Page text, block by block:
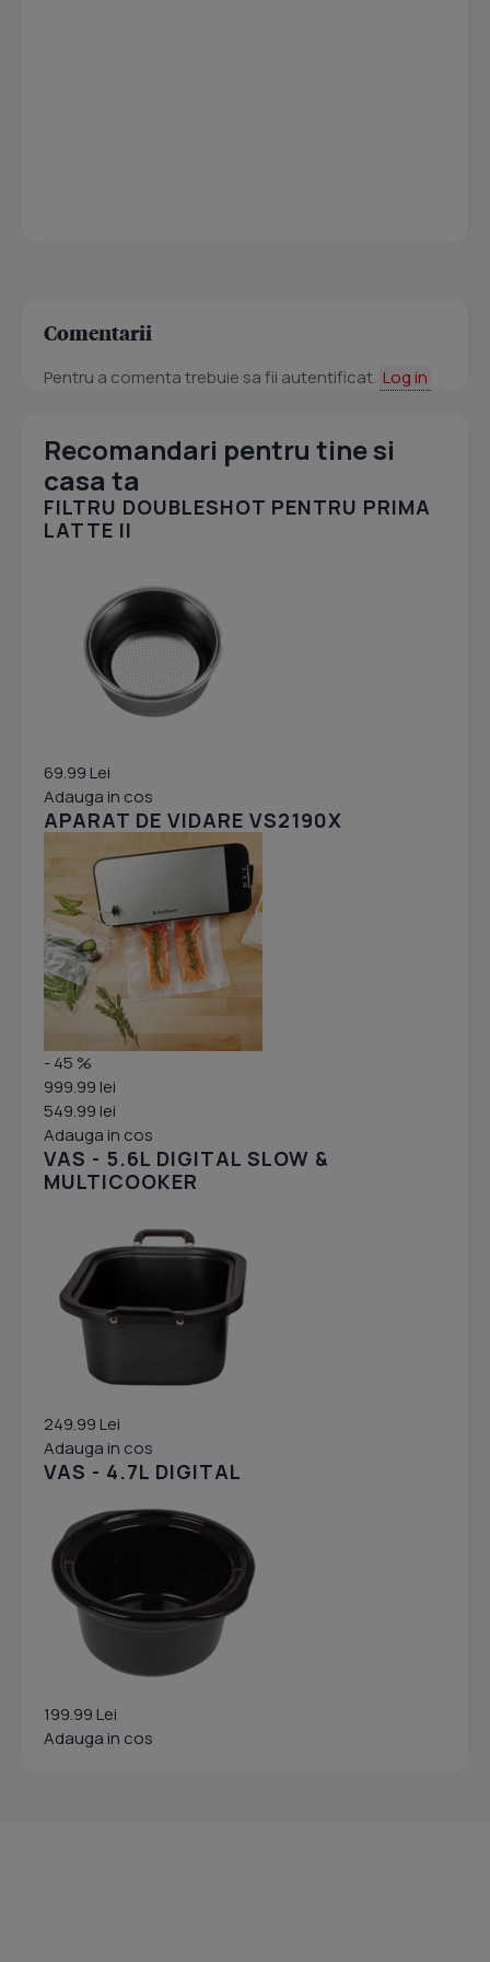
Comentarii
Pentru a comenta trebuie sa fii autentificat. Log in
Recomandari pentru tine si
casa ta
FILTRU DOUBLESHOT PENTRU PRIMA
LATTE II
69.99 Lei
Adauga in cos
APARAT DE VIDARE VS2190X
- 45 %
999.99 lei
549.99 lei
Adauga in cos
VAS - 5.6L DIGITAL SLOW &
MULTICOOKER
249.99 Lei
Adauga in cos
VAS - 4.7L DIGITAL
199.99 Lei
Adauga in cos